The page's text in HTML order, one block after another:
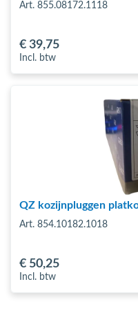
Art. 855.08172.1118
€ 39,75
Incl. btw
QZ kozijnpluggen
Art. 854.10182.1018
€ 50,25
Incl. btw